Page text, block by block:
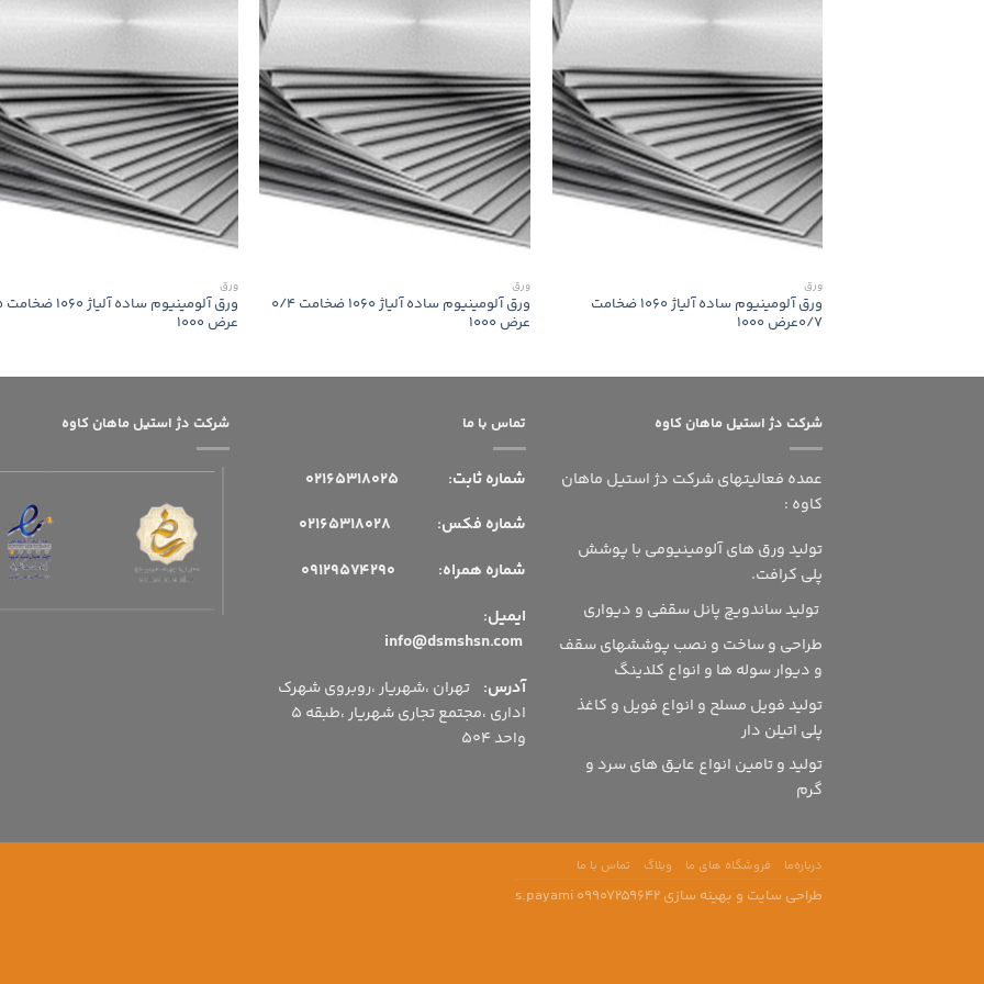
ورق
ورق آلومینیوم ساده آلیاژ 1060 ضخامت
0/7عرض 1000
ورق
ورق آلومینیوم ساده آلیاژ 1060 ضخامت 0/4
عرض 1000
ورق
عرض 1000
شرکت دژ استیل ماهان کاوه
عمده فعالیتهای شرکت دژ استیل ماهان
کاوه :
تولید ورق های آلومینیومی با پوشش
پلی کرافت.
تولید ساندویچ پانل سقفی و دیواری
طراحی و ساخت و نصب پوششهای سقف
و دیوار سوله ها و انواع کلدینگ
تولید فویل مسلح و انواع فویل و کاغذ
پلی اتیلن دار
تولید و تامین انواع عایق های سرد و
گرم
تماس با ما
شماره ثابت:
شماره فکس: 02165318028
شماره همراه: 09129574290
ایمیل:
آدرس: تهران ،شهریار ،روبروی شهرک
اداری ،مجتمع تجاری شهریار ،طبقه 5
واحد 504
شرکت دژ استیل ماهان کاوه
درباره‌ما فروشگاه‌ های ما وبلاگ تماس با ما
طراحی سایت و بهینه سازی s.payami 09907259642